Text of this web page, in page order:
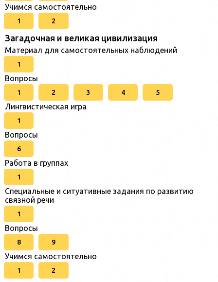
Учимся самостоятельно
1 2
Загадочная и великая цивилизация
Материал для самостоятельных наблюдений
1
Вопросы
1 2 3 4 5
Лингвистическая игра
1
Вопросы
6
Работа в группах
1
Специальные и ситуативные задания по развитию
связной речи
1
Вопросы
8 9
Учимся самостоятельно
1 2